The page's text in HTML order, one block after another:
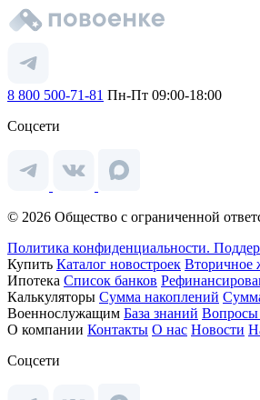
8 800 500-71-81 Пн-Пт 09:00-18:00
Соцсети
© 2026 Общество с ограниченной
Политика конфиденциальности.
Купить Каталог новостроек Вторичное
Ипотека Список банков
Калькуляторы Сумма накоплений
Военнослужащим База знаний Вопросы
О компании Контакты О нас Новости
Соцсети